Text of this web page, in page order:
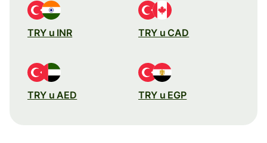
TRY u INR TRY u CAD
TRY u AED TRY u EGP